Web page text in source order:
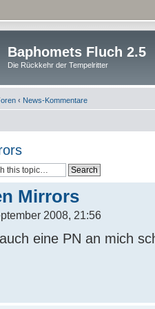
Baphomets Fluch 2.5
Die Rückkehr der Tempelritter
‹ News-Kommentare
Mirrors
2008, 21:56
eine PN an mich